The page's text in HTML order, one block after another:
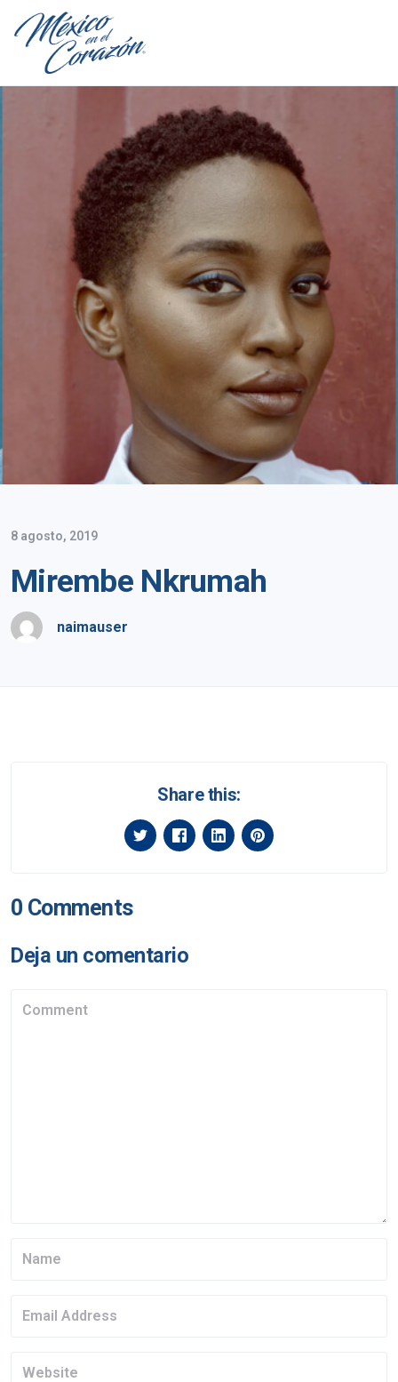
8 agosto, 2019
Mirembe Nkrumah
naimauser
Share this:
0 Comments
Deja un comentario